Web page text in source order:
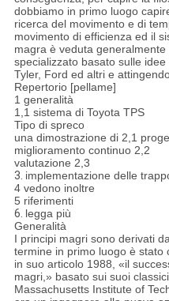
dobbiamo in primo luogo
ricerca del movimento e di
movimento di efficienza ed il
magra è veduta
specializzato basato sulle
Tyler, Ford ed altri e
Repertorio [pellame]
1 generalità
1,1 sistema di Toyota TPS
Tipo di spreco
una dimostrazione di 2,1
miglioramento continuo 2,2
valutazione 2,3
3. implementazione delle
4 vedono inoltre
5 riferimenti
6. legga più
Generalità
I principi magri sono derivati
termine in primo luogo è stato
in suo articolo 1988, «il
magri,» basato sui suoi
Massachusetts Institute of